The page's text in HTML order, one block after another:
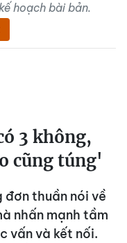
hoạch bài bản.
3 không,
cũng túng'
đơn thuần nói về
nhấn mạnh tầm
vấn và kết nối.